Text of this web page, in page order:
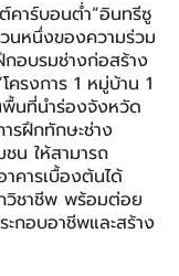
คาร์บอนต่ำ“อินทรีซู
นหนึ่งของความร่วม
กอบรมช่างก่อสร้าง
ครงการ 1 หมู่บ้าน 1
พื้นที่นำร่องจังหวัด
ารฝึกทักษะช่าง
ชน ให้สามารถ
คารเบื้องต้นได้
ชาชีพ พร้อมต่อย
กอบอาชีพและสร้าง